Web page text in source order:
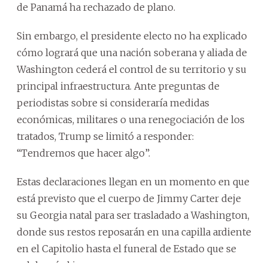
de Panamá ha rechazado de plano.
Sin embargo, el presidente electo no ha explicado
cómo logrará que una nación soberana y aliada de
Washington cederá el control de su territorio y su
principal infraestructura. Ante preguntas de
periodistas sobre si consideraría medidas
económicas, militares o una renegociación de los
tratados, Trump se limitó a responder:
“Tendremos que hacer algo”.
Estas declaraciones llegan en un momento en que
está previsto que el cuerpo de Jimmy Carter deje
su Georgia natal para ser trasladado a Washington,
donde sus restos reposarán en una capilla ardiente
en el Capitolio hasta el funeral de Estado que se